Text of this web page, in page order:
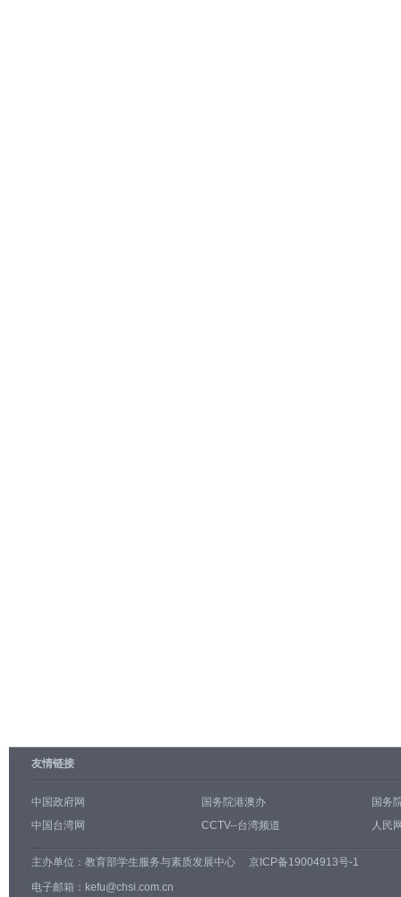
友情链接
中国政府网 国务院港澳办
国务
中国台湾网
CCTV--台湾频道 人民
主办单位： 教育部学生服务与素质发展中心
京ICP备19004913号-1
电子邮箱：kefu@chsi.com.cn